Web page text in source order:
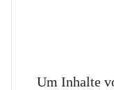
Um Inhalte